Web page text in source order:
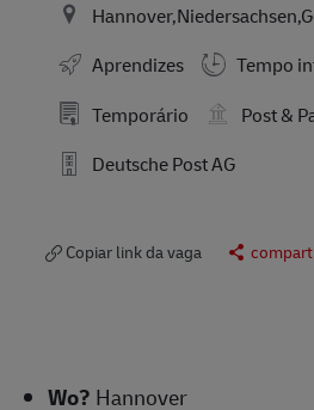
Aprendizes
Tempo
Temporário
Post &
Deutsche Post AG
Copiar link da vaga
Wo? Hannover